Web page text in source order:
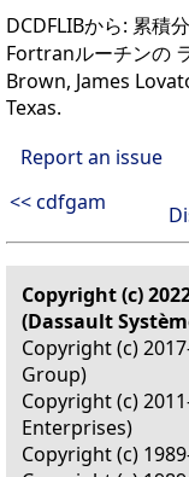
DCDFLIBから: 累積
Fortranルーチンの
Brown, James
Texas.
Report an issue
<< cdfgam
Copyright (c)
(Dassault
Copyright (c)
Group)
Copyright (c)
Enterprises)
Copyright (c)